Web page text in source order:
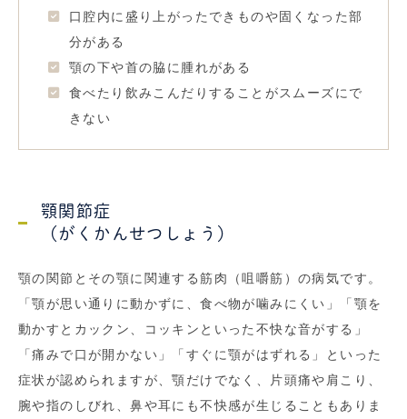
口腔内に盛り上がったできものや固くなった部
分がある
顎の下や首の脇に腫れがある
食べたり飲みこんだりすることがスムーズにで
きない
顎関節症
（がくかんせつしょう）
顎の関節とその顎に関連する筋肉（咀嚼筋）の病気です。
「顎が思い通りに動かずに、食べ物が噛みにくい」「顎を
動かすとカックン、コッキンといった不快な音がする」
「痛みで口が開かない」「すぐに顎がはずれる」といった
症状が認められますが、顎だけでなく、片頭痛や肩こり、
腕や指のしびれ、鼻や耳にも不快感が生じることもありま